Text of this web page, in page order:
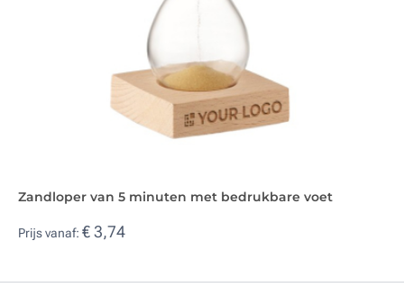
Zandloper van 5 minuten met bedrukbare voet
Prijs vanaf: € 3,74